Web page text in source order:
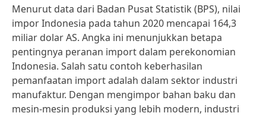
Menurut data dari Badan Pusat Statistik (BPS), nilai
impor Indonesia pada tahun 2020 mencapai 164,3
miliar dolar AS. Angka ini menunjukkan betapa
pentingnya peranan import dalam perekonomian
Indonesia. Salah satu contoh keberhasilan
pemanfaatan import adalah dalam sektor industri
manufaktur. Dengan mengimpor bahan baku dan
mesin-mesin produksi yang lebih modern, industri